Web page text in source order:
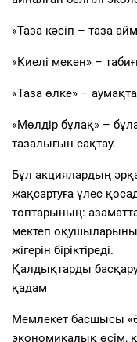
«Таза кәсіп – таза
«Киелі мекен» –
«Таза өлке» –
«Мөлдір бұлақ» –
тазалығын сақтау.
Бұл акциялардың
жақсартуға үлес
топтарының:
мектеп
жігерін біріктіреді.
Қалдықтарды
қадам
Мемлекет басшысы
экономикалық өсім,